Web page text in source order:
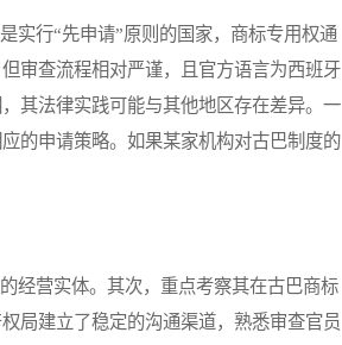
行“先申请”原则的国家，商标专用权通
审查流程相对严谨，且官方语言为西班牙
其法律实践可能与其他地区存在差异。一
的申请策略。如果某家机构对古巴制度的
营实体。其次，重点考察其在古巴商标
局建立了稳定的沟通渠道，熟悉审查官员